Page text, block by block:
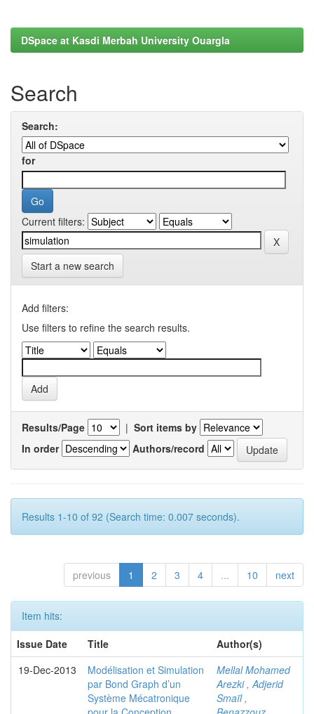
DSpace at Kasdi Merbah University Ouargla
Search
Search:
for
Current filters:
Start a new search
Add filters:
Use filters to refine the search results.
Results/Page | Sort items by
In order
Authors/record
Results 1-10 of 92 (Search time: 0.007 seconds).
previous 1 2 3 4 ... 10 next
Item hits:
Issue Date
Title
Author(s)
19-Dec-2013
Modélisation et Simulation
par Bond Graph d’un
Système Mécatronique
Mellal Mohamed
Arezki , Adjerid
Smaïl ,